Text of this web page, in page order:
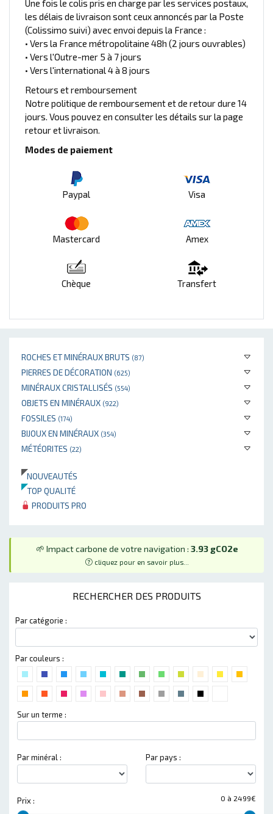
ROCHES ET MINÉRAUX BRUTS (87)
PIERRES DE DÉCORATION (625)
MINÉRAUX CRISTALLISÉS (554)
OBJETS EN MINÉRAUX (922)
FOSSILES (174)
BIJOUX EN MINÉRAUX (354)
MÉTÉORITES (22)
NOUVEAUTÉS
TOP QUALITÉ
PRODUITS PRO
🌱 Impact carbone de votre navigation : 3.93 gCO2e
cliquez pour en savoir plus...
RECHERCHER DES PRODUITS
Par catégorie :
Par couleurs :
Sur un terme :
Par minéral : Par pays :
0 à 2499€
Prix :
Une fois le colis pris en charge par les services postaux,
les délais de livraison sont ceux annoncés par la Poste
(Colissimo suivi) avec envoi depuis la France :
• Vers la France métropolitaine 48h (2 jours ouvrables)
• Vers l'Outre-mer 5 à 7 jours
• Vers l'international 4 à 8 jours
Retours et remboursement
Notre politique de remboursement et de retour dure 14
jours. Vous pouvez en consulter les détails sur la page
retour et livraison.
Modes de paiement
Paypal Visa
Mastercard Amex
Chèque Transfert